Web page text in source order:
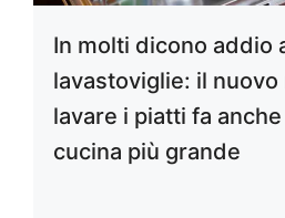
In molti dicono addio
lavastoviglie: il
lavare i piatti fa
cucina più grande